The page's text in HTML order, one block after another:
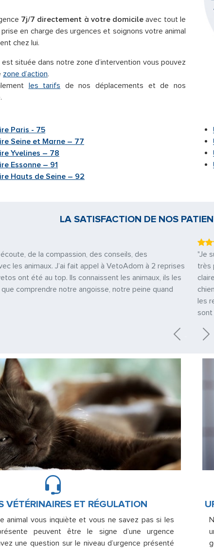
7j/7 directement à votre domicile avec tout le
en charge des urgences et soignons votre animal
chez lui.
située dans notre zone d’intervention vous pouvez
zone d’action.
les tarifs de nos déplacements et de nos
Paris - 75
Seine et Marne – 77
Yvelines – 78
Essonne – 91
Hauts de Seine – 92
LA SATISFACTION DE NOS
de la compassion, des conseils, des
les animaux. J’ai fait appel à VetoAdom à 2 reprises
ont été au top. Ils connaissent les animaux, ils les
comprendre notre angoisse, notre peine quand
"Je
très
les
sont
Previous
VÉTÉRINAIRES ET RÉGULATION
animal vous inquiète et vous ne savez pas si les
peuvent être le signe d’une urgence
une question sur le niveau d’urgence présenté